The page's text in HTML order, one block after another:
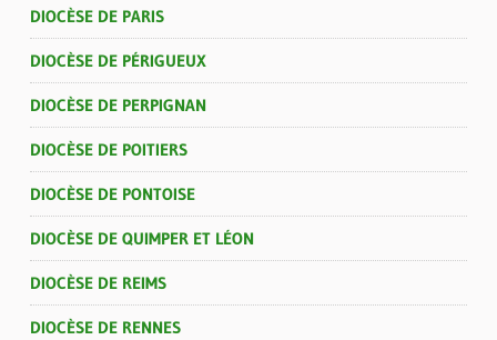
DIOCÈSE DE PARIS
DIOCÈSE DE PÉRIGUEUX
DIOCÈSE DE PERPIGNAN
DIOCÈSE DE POITIERS
DIOCÈSE DE PONTOISE
DIOCÈSE DE QUIMPER ET LÉON
DIOCÈSE DE REIMS
DIOCÈSE DE RENNES